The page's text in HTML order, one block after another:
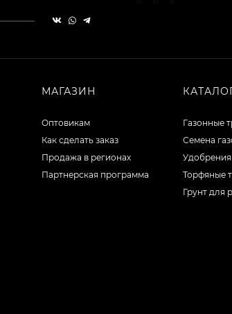
МАГАЗИН
Оптовикам
Как сделать заказ
Продажа в регионах
Партнерская программа
Газонные
Семена
Удобрения
Торфяные
Грунт для